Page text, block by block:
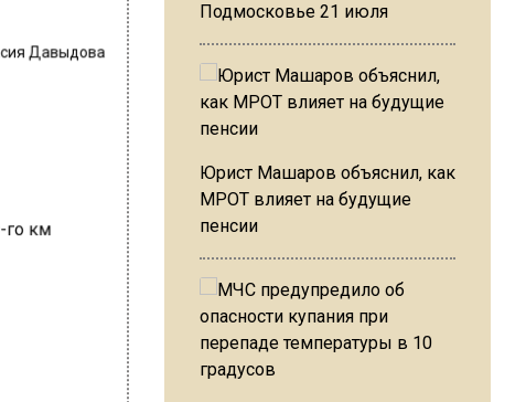
Подмосковье 21 июля
Юрист Машаров объяснил, как
МРОТ влияет на будущие
пенсии